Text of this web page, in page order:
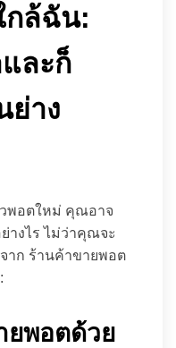
กล้ฉัน:
ละก็
ย่าง
พอตใหม่ คุณอาจ
างไร ไม่ว่าคุณจะ
าก ร้านค้าขายพอต
ยพอตด้วย